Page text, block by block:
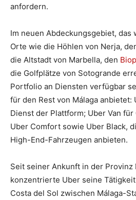
anfordern.
Im neuen Abdeckungsgebiet,
Orte wie die Höhlen von Nerja,
die Altstadt von Marbella, den
die Golfplätze von Sotogrande
Portfolio an Diensten verfügbar
für den Rest von Málaga
Dienst der Plattform; Uber Van
Uber Comfort sowie Uber Black,
High-End-Fahrzeugen anbieten.
Seit seiner Ankunft in der Provinz
konzentrierte Uber seine
Costa del Sol zwischen Málaga-